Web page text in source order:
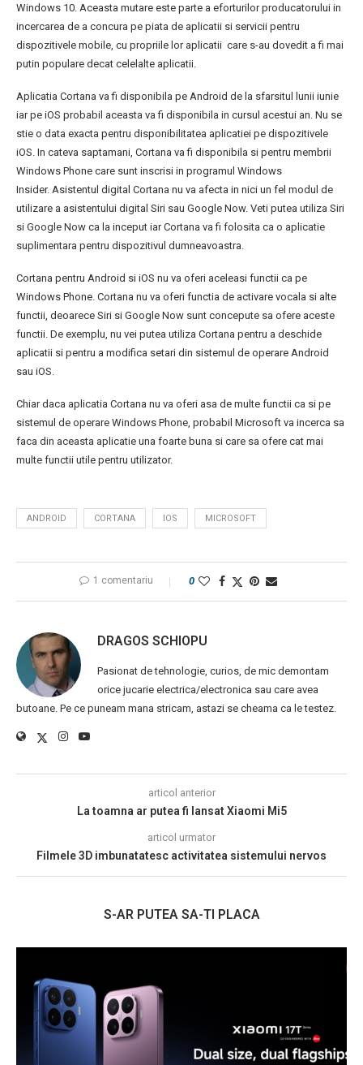
Windows 10. Aceasta mutare este parte a eforturilor producatorului in
incercarea de a concura pe piata de aplicatii si servicii pentru
dispozitivele mobile, cu propriile lor aplicatii care s-au dovedit a fi mai
putin populare decat celelalte aplicatii.
Aplicatia Cortana va fi disponibila pe Android de la sfarsitul lunii iunie
iar pe iOS probabil aceasta va fi disponibila in cursul acestui an. Nu se
stie o data exacta pentru disponibilitatea aplicatiei pe dispozitivele
iOS. In cateva saptamani, Cortana va fi disponibila si pentru membrii
Windows Phone care sunt inscrisi in programul Windows
Insider. Asistentul digital Cortana nu va afecta in nici un fel modul de
utilizare a asistentului digital Siri sau Google Now. Veti putea utiliza Siri
si Google Now ca la inceput iar Cortana va fi folosita ca o aplicatie
suplimentara pentru dispozitivul dumneavoastra.
Cortana pentru Android si iOS nu va oferi aceleasi functii ca pe
Windows Phone. Cortana nu va oferi functia de activare vocala si alte
functii, deoarece Siri si Google Now sunt concepute sa ofere aceste
functii. De exemplu, nu vei putea utiliza Cortana pentru a deschide
aplicatii si pentru a modifica setari din sistemul de operare Android
sau iOS.
Chiar daca aplicatia Cortana nu va oferi asa de multe functii ca si pe
sistemul de operare Windows Phone, probabil Microsoft va incerca sa
faca din aceasta aplicatie una foarte buna si care sa ofere cat mai
multe functii utile pentru utilizator.
ANDROID CORTANA IOS MICROSOFT
1 comentariu 0
DRAGOS SCHIOPU
Pasionat de tehnologie, curios, de mic demontam
orice jucarie electrica/electronica sau care avea
butoane. Pe ce puneam mana stricam, astazi se cheama ca le testez.
articol anterior
La toamna ar putea fi lansat Xiaomi Mi5
articol urmator
Filmele 3D imbunatatesc activitatea sistemului nervos
S-AR PUTEA SA-TI PLACA